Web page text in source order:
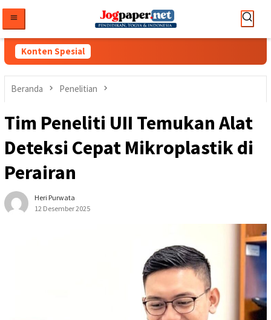
konten
Konten Spesial
Beranda Penelitian
Tim Peneliti UII Temukan Alat
Deteksi Cepat Mikroplastik di
Perairan
Heri Purwata
12 Desember 2025